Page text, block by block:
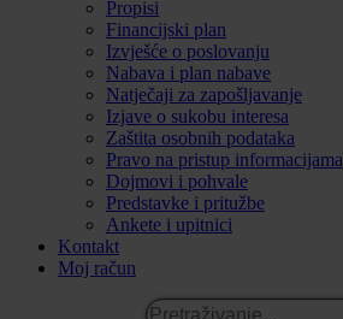
Propisi
Financijski plan
Izvješće o poslovanju
Nabava i plan nabave
Natječaji za zapošljavanje
Izjave o sukobu interesa
Zaštita osobnih podataka
Pravo na pristup informacijama
Dojmovi i pohvale
Predstavke i pritužbe
Ankete i upitnici
Kontakt
Moj račun
Pretraživanje...